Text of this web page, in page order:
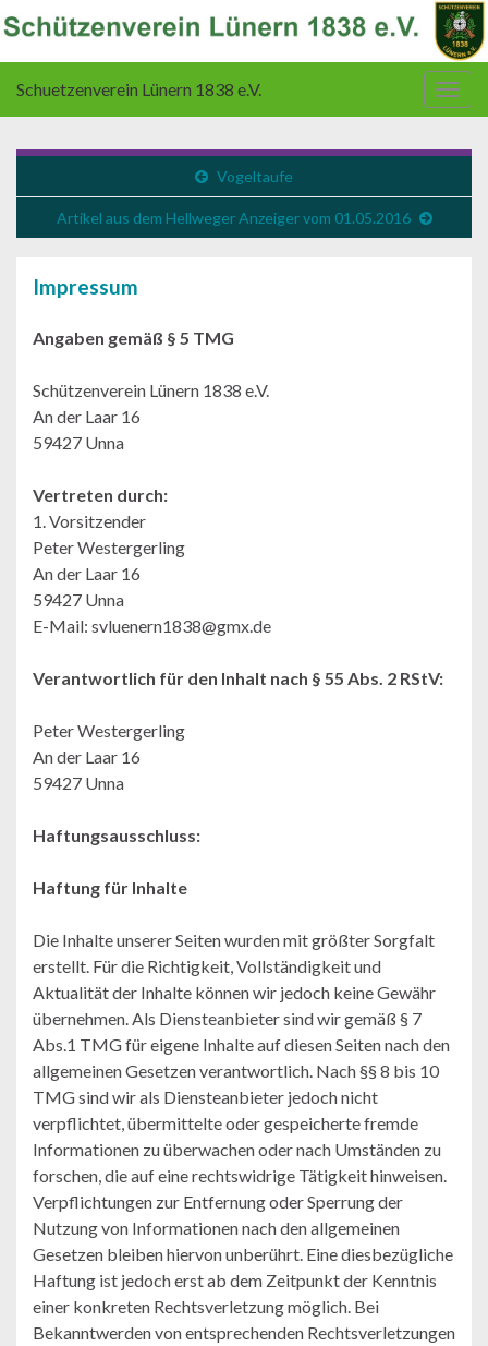
Schuetzenverein Lünern 1838 e.V.
Vogeltaufe
Artikel aus dem Hellweger Anzeiger vom 01.05.2016
Impressum
Angaben gemäß § 5 TMG
Schützenverein Lünern 1838 e.V.
An der Laar 16
59427 Unna
Vertreten durch:
1. Vorsitzender
Peter Westergerling
An der Laar 16
59427 Unna
E-Mail: svluenern1838@gmx.de
Verantwortlich für den Inhalt nach § 55 Abs. 2 RStV:
Peter Westergerling
An der Laar 16
59427 Unna
Haftungsausschluss:
Haftung für Inhalte
Die Inhalte unserer Seiten wurden mit größter Sorgfalt
erstellt. Für die Richtigkeit, Vollständigkeit und
Aktualität der Inhalte können wir jedoch keine Gewähr
übernehmen. Als Diensteanbieter sind wir gemäß § 7
Abs.1 TMG für eigene Inhalte auf diesen Seiten nach den
allgemeinen Gesetzen verantwortlich. Nach §§ 8 bis 10
TMG sind wir als Diensteanbieter jedoch nicht
verpflichtet, übermittelte oder gespeicherte fremde
Informationen zu überwachen oder nach Umständen zu
forschen, die auf eine rechtswidrige Tätigkeit hinweisen.
Verpflichtungen zur Entfernung oder Sperrung der
Nutzung von Informationen nach den allgemeinen
Gesetzen bleiben hiervon unberührt. Eine diesbezügliche
Haftung ist jedoch erst ab dem Zeitpunkt der Kenntnis
einer konkreten Rechtsverletzung möglich. Bei
Bekanntwerden von entsprechenden Rechtsverletzungen